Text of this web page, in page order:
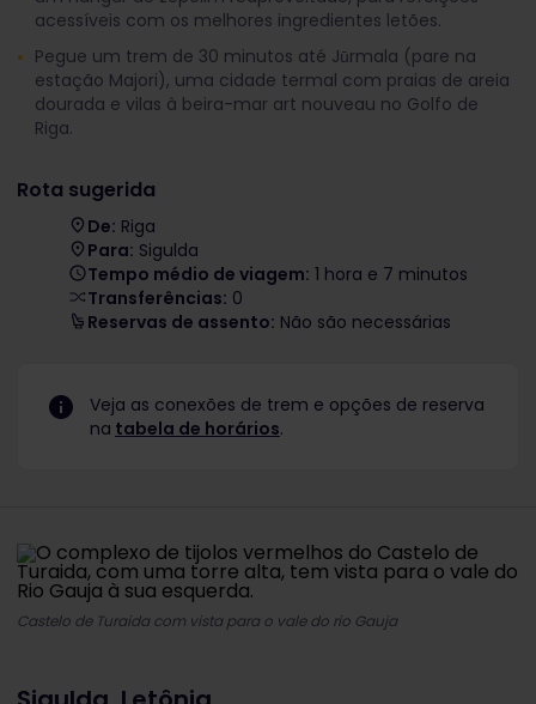
acessíveis com os melhores ingredientes letões.
Pegue um trem de 30 minutos até Jūrmala (pare na
estação Majori), uma cidade termal com praias de areia
dourada e vilas à beira-mar art nouveau no Golfo de
Riga.
Rota sugerida
De: Riga
Para: Sigulda
Tempo médio de viagem: 1 hora e 7 minutos
Transferências: 0
Reservas de assento: Não são necessárias
Veja as conexões de trem e opções de reserva
na tabela de horários.
Castelo de Turaida com vista para o vale do rio Gauja